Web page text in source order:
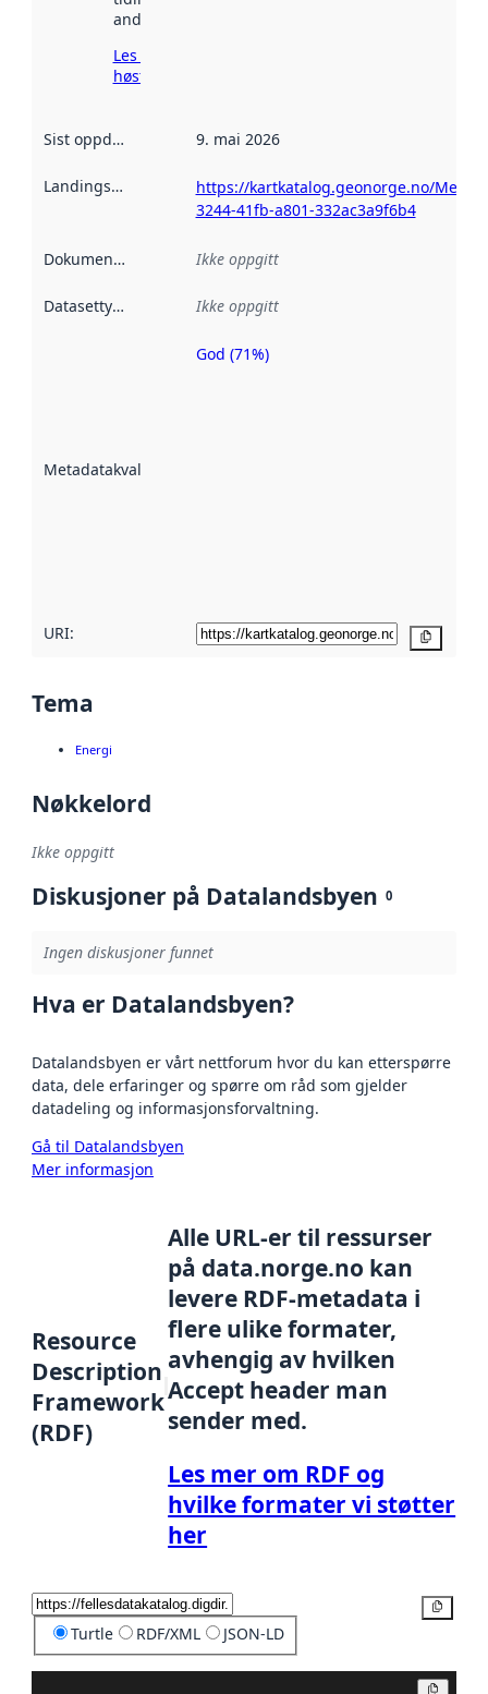
andre steder.
Les mer om
høsting her
Sist oppdatert 9. mai 2026
Landingsside
https://kartkatalog.geonorge.no/
3244-41fb-a801-332ac3a9f6b4
Dokumentasjon Ikke oppgitt
Datasettype Ikke oppgitt
Metadatakvalitet
Metadatakvalitet
God (71%)
URI:
Tema
Energi
Nøkkelord
Ikke oppgitt
Diskusjoner på Datalandsbyen 0
Ingen diskusjoner funnet
Hva er Datalandsbyen?
Datalandsbyen er vårt nettforum hvor du kan etterspørre
data, dele erfaringer og spørre om råd som gjelder
datadeling og informasjonsforvaltning.
Gå til Datalandsbyen
Mer informasjon
Resource
Description
Framework
(RDF)
Alle URL-er til ressurser
på data.norge.no kan
levere RDF-metadata i
flere ulike formater,
avhengig av hvilken
Accept header man
sender med.
Les mer om RDF og
hvilke formater vi støtter
her
Turtle RDF/XML JSON-LD